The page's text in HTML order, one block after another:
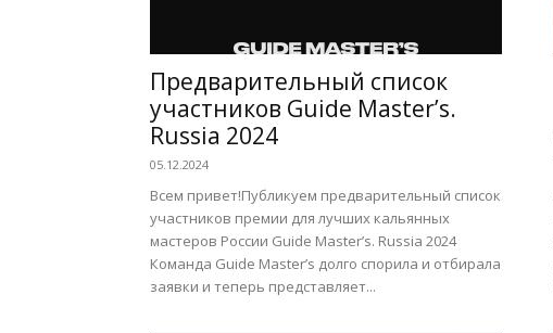
Предварительный список
участников Guide Master’s.
Russia 2024
05.12.2024
Всем привет!Публикуем предварительный список
участников премии для лучших кальянных
мастеров России Guide Master’s. Russia 2024
Команда Guide Master’s долго спорила и отбирала
заявки и теперь представляет...